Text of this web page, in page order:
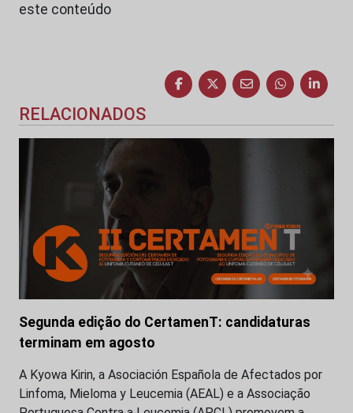
este conteúdo
RELACIONADOS
Segunda edição do CertamenT: candidaturas
terminam em agosto
A Kyowa Kirin, a Asociación Española de Afectados por
Linfoma, Mieloma y Leucemia (AEAL) e a Associação